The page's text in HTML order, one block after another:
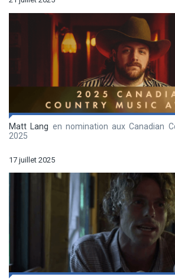
Matt Lang en nomination aux Canadian
2025
17 juillet 2025